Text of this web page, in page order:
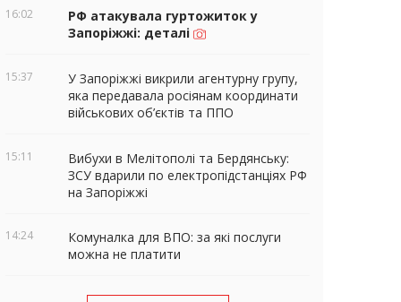
16:02
РФ атакувала гуртожиток у
Запоріжжі: деталі
15:37
У Запоріжжі викрили агентурну групу,
яка передавала росіянам координати
військових об’єктів та ППО
15:11
Вибухи в Мелітополі та Бердянську:
ЗСУ вдарили по електропідстанціях РФ
на Запоріжжі
14:24
Комуналка для ВПО: за які послуги
можна не платити